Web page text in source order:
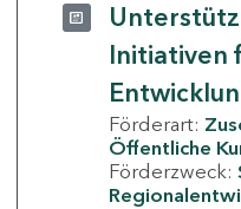
Initiativen
Förderart:
Öffentliche
Förderzweck: